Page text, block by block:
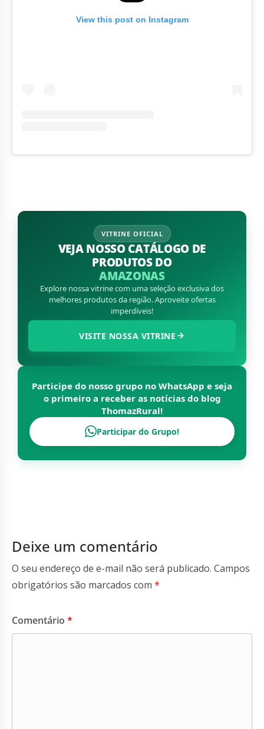
View this post on Instagram
VITRINE OFICIAL
VEJA NOSSO CATÁLOGO DE
PRODUTOS DO
AMAZONAS
Explore nossa vitrine com uma seleção exclusiva dos
melhores produtos da região. Aproveite ofertas
imperdíveis!
VISITE NOSSA VITRINE
Participe do nosso grupo no WhatsApp e seja
o primeiro a receber as notícias do blog
ThomazRural!
Participar do Grupo!
Deixe um comentário
O seu endereço de e-mail não será publicado. Campos
obrigatórios são marcados com *
Comentário *